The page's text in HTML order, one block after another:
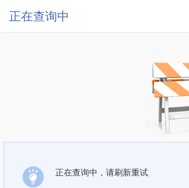
正在查询中
正在查询中，请刷新重试